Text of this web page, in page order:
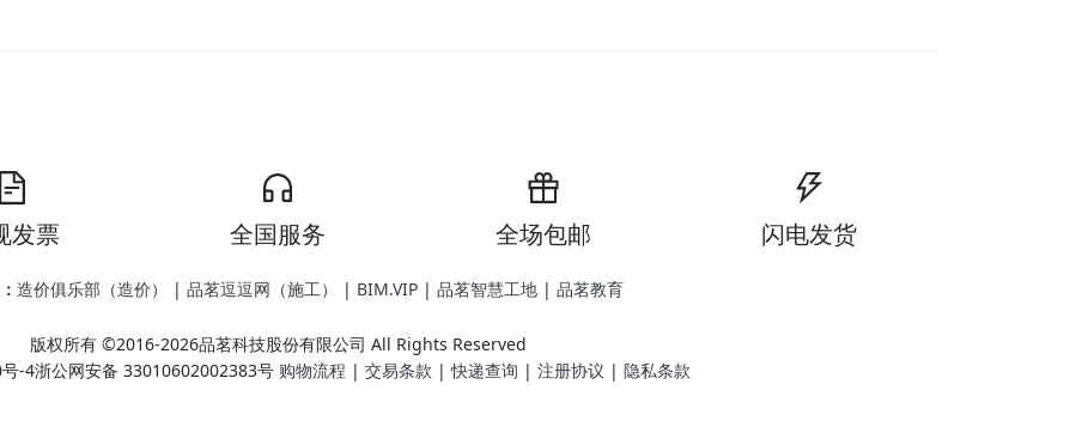
发票 全国服务 全场包邮 闪电发货
造价俱乐部（造价） | 品茗逗逗网（施工） | BIM.VIP| 品茗智慧工地| 品茗教育
版权所有 ©2016-2026品茗科技股份有限公司 All Rights Reserved
-4浙公网安备 33010602002383号 购物流程 | 交易条款 |快递查询 | 注册协议 | 隐私条款